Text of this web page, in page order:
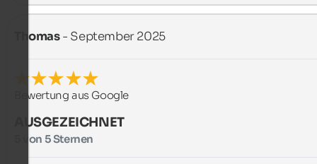
Thomas- September 2025
Bewertung aus Google
AUSGEZEICHNET
5 von 5 Sternen